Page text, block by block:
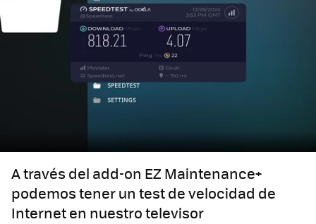
A través del add-on EZ Maintenance+
podemos tener un test de velocidad de
Internet en nuestro televisor